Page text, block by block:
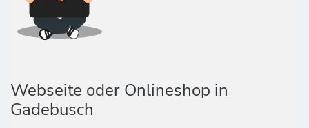
Webseite oder Onlineshop in
Gadebusch